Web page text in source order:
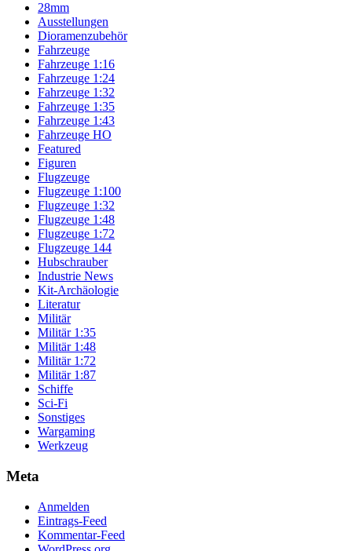
28mm
Ausstellungen
Dioramenzubehör
Fahrzeuge
Fahrzeuge 1:16
Fahrzeuge 1:24
Fahrzeuge 1:32
Fahrzeuge 1:35
Fahrzeuge 1:43
Fahrzeuge HO
Featured
Figuren
Flugzeuge
Flugzeuge 1:100
Flugzeuge 1:32
Flugzeuge 1:48
Flugzeuge 1:72
Flugzeuge 144
Hubschrauber
Industrie News
Kit-Archäologie
Literatur
Militär
Militär 1:35
Militär 1:48
Militär 1:72
Militär 1:87
Schiffe
Sci-Fi
Sonstiges
Wargaming
Werkzeug
Meta
Anmelden
Eintrags-Feed
Kommentar-Feed